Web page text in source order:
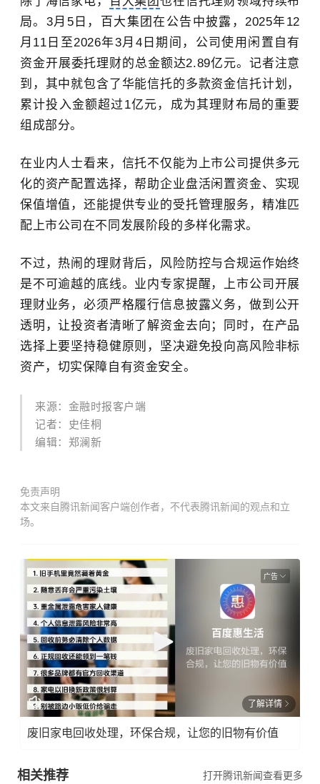
局。3月5日，百大集团在公告中披露，2025年12
月11 日至2026年3月4日期间，公司使用闲置自有
资金开展委托理财的总金额达2.89亿元。记者注意
到，其中就包含了华能信托的多款资金信托计划，
累计投入金额超过1亿元，成为其理财布局的重要
组成部分。
在业内人士看来，信托不仅能为上市公司提供多元
化的资产配置选择，帮助企业盘活闲置资金、实现
保值增值，还能提供专业的受托管理服务，精准匹
配上市公司在不同发展阶段的多样化需求。
不过，热闹的理财背后，风险防控与合规运作始终
是不可逾越的底线。业内专家提醒，上市公司开展
理财业务，必须严格履行信息披露义务，做到公开
透明，让投资者清晰了解资金去向；同时，在产品
选择上要坚持稳健原则，坚决避免投向高风险非标
资产，切实保障自有资金安全。
来源：金融时报客户端
记者：
史佳桐
编辑：郑澜新
免责声明
本文来自腾讯新闻客户端创作者，不代表腾讯新闻的观点和立
场。
广告
了解详情
废旧家电回收处理，环保合规，让您的旧物有价值
相关推荐 打开腾讯新闻查看更多